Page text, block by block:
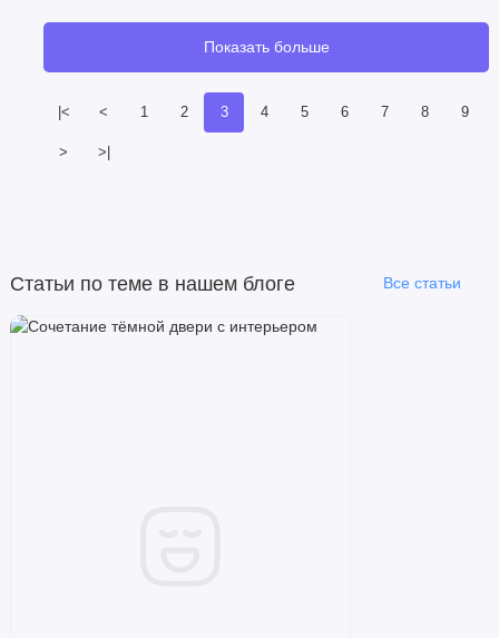
|< < 1 2 3 4 5 6 7 8 9
> >|
Показать больше
Статьи по теме в нашем блоге Все статьи